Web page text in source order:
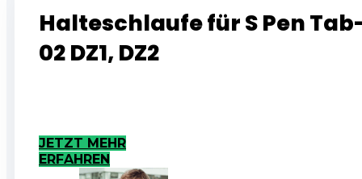
Halteschlaufe für S Pen
02 DZ1, DZ2
JETZT MEHR
ERFAHREN